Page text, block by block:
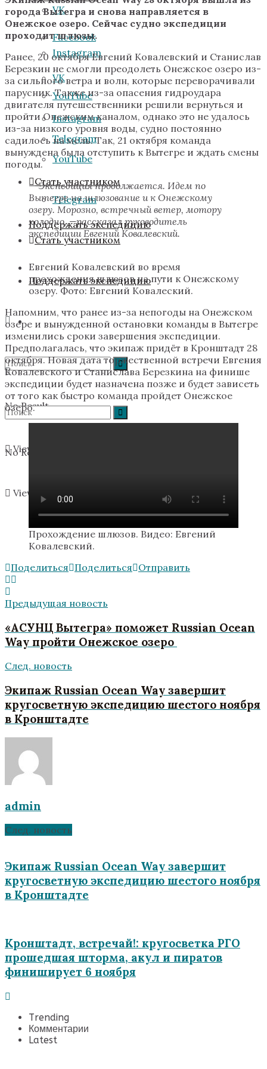
VK
Instagram
YouTube
Telegram
Стать участником
Поддержать экспедицию
No Result
View All Result
Facebook
VK
Instagram
YouTube
Telegram
Стать участником
Поддержать экспедицию
No Result
View All Result
города Вытегра и снова направляется в
Онежское озеро. Сейчас судно экспедиции
проходит шлюзы.
Ранее, 20 октября Евгений Ковалевский и Станислав
Березкин не смогли преодолеть Онежское озеро из-
за сильного ветра и волн, которые переворачивали
парусник. Также из-за опасения гидроудара
двигателя путешественники решили вернуться и
пройти Онежским каналом, однако это не удалось
из-за низкого уровня воды, судно постоянно
садилось на мель. Так, 21 октября команда
вынуждена была отступить к Вытегре и ждать смены
погоды.
—Экспедиция продолжается. Идем по
Вытегре на шлюзование и к Онежскому
озеру. Морозно, встречный ветер, мотору
холодно, —рассказал руководитель
экспедиции Евгений Ковалевский.
Евгений Ковалевский во время
прохождения шлюзов на пути к Онежскому
озеру. Фото: Евгений Ковалеский.
Напомним, что ранее из-за непогоды на Онежском
озере и вынужденной остановки команды в Вытегре
изменились сроки завершения экспедиции.
Предполагалась, что экипаж придёт в Кронштадт 28
октября. Новая дата торжественной встречи Евгения
Ковалевского и Станислава Березкина на финише
экспедиции будет назначена позже и будет зависеть
от того как быстро команда пройдет Онежское
озеро.
Прохождение шлюзов. Видео: Евгений
Ковалевский.
Поделиться Поделиться Отправить
Предыдущая новость
«АСУНЦ Вытегра» поможет Russian Ocean
Way пройти Онежское озеро
След. новость
Экипаж Russian Ocean Way завершит
кругосветную экспедицию шестого ноября
в Кронштадте
admin
След. новость
Экипаж Russian Ocean Way завершит
кругосветную экспедицию шестого ноября
в Кронштадте
Кронштадт, встречай!: кругосветка РГО
прошедшая шторма, акул и пиратов
финиширует 6 ноября
Trending
Комментарии
Latest